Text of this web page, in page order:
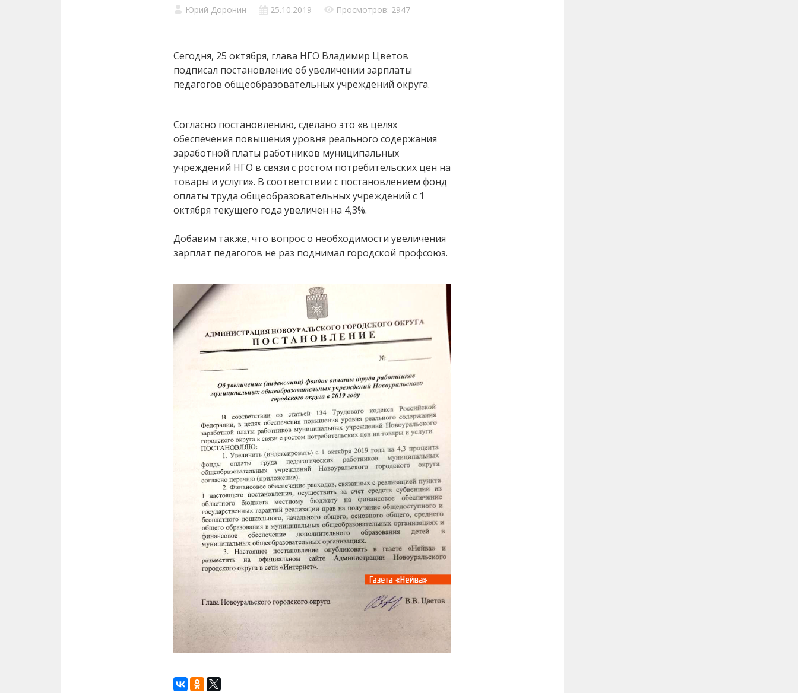
Юрий Доронин 25.10.2019 Просмотров: 2947
Сегодня, 25 октября, глава НГО Владимир Цветов
подписал постановление об увеличении зарплаты
педагогов общеобразовательных учреждений округа.
Согласно постановлению, сделано это «в целях
обеспечения повышения уровня реального содержания
заработной платы работников муниципальных
учреждений НГО в связи с ростом потребительских цен на
товары и услуги». В соответствии с постановлением фонд
оплаты труда общеобразовательных учреждений с 1
октября текущего года увеличен на 4,3%.
Добавим также, что вопрос о необходимости увеличения
зарплат педагогов не раз поднимал городской профсоюз.